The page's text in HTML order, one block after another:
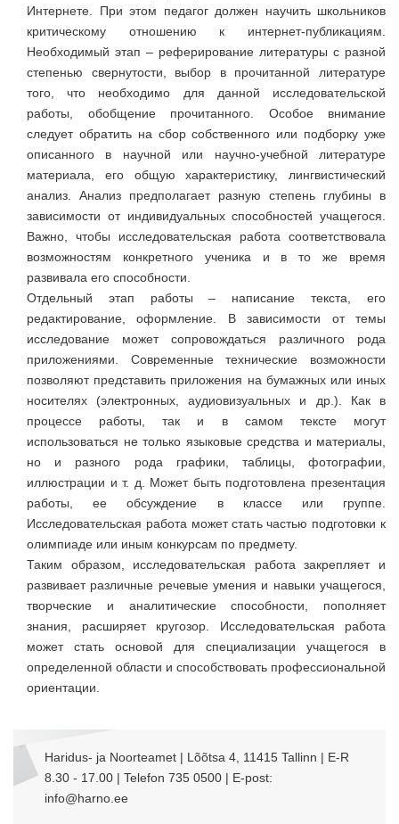
Интернете. При этом педагог должен научить школьников
критическому отношению к интернет-публикациям.
Необходимый этап – реферирование литературы с разной
степенью свернутости, выбор в прочитанной литературе
того, что необходимо для данной исследовательской
работы, обобщение прочитанного. Особое внимание
следует обратить на сбор собственного или подборку уже
описанного в научной или научно-учебной литературе
материала, его общую характеристику, лингвистический
анализ. Анализ предполагает разную степень глубины в
зависимости от индивидуальных способностей учащегося.
Важно, чтобы исследовательская работа соответствовала
возможностям конкретного ученика и в то же время
развивала его способности.
Отдельный этап работы – написание текста, его
редактирование, оформление. В зависимости от темы
исследование может сопровождаться различного рода
приложениями. Современные технические возможности
позволяют представить приложения на бумажных или иных
носителях (электронных, аудиовизуальных и др.). Как в
процессе работы, так и в самом тексте могут
использоваться не только языковые средства и материалы,
но и разного рода графики, таблицы, фотографии,
иллюстрации и т. д. Может быть подготовлена презентация
работы, ее обсуждение в классе или группе.
Исследовательская работа может стать частью подготовки к
олимпиаде или иным конкурсам по предмету.
Таким образом, исследовательская работа закрепляет и
развивает различные речевые умения и навыки учащегося,
творческие и аналитические способности, пополняет
знания, расширяет кругозор. Исследовательская работа
может стать основой для специализации учащегося в
определенной области и способствовать профессиональной
ориентации.
Haridus- ja Noorteamet | Lõõtsa 4, 11415 Tallinn | E-R
8.30 - 17.00 | Telefon 735 0500 | E-post:
info@harno.ee